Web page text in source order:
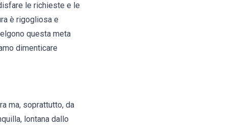
le richieste e le
è rigogliosa e
questa meta
dimenticare
ma, soprattutto, da
lontana dallo